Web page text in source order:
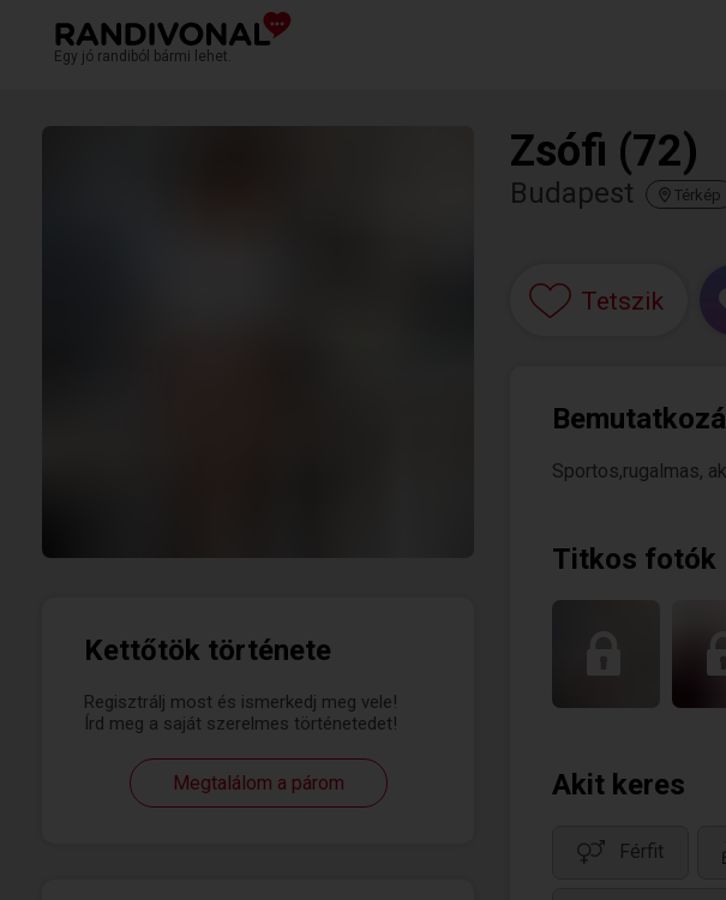
Egy jó randiból bármi lehet.
Kettőtök története
Regisztrálj most és ismerkedj meg vele!
Írd meg a saját szerelmes történetedet!
Megtalálom a párom
Zsófi (72)
Budapest Térkép
Tetszik
Sportos,rugalmas,
Titkos fotók
Akit keres
Férfit